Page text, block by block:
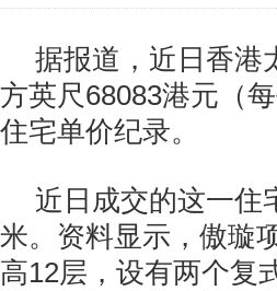
据报道，近日香港
方英尺68083港元（
住宅单价纪录。
近日成交的这一住
米。资料显示，傲璇
高12层，设有两个复